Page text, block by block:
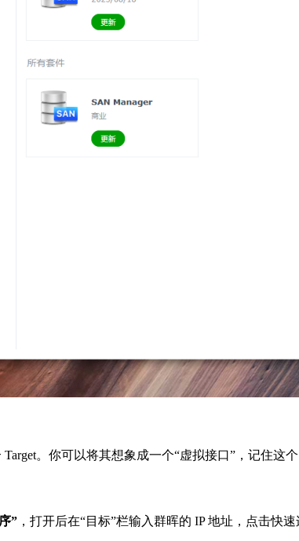
。你可以将其想象成一个“虚拟接口”，记住这
” ，打开后在“目标”栏输入群晖的 IP 地址，点击快